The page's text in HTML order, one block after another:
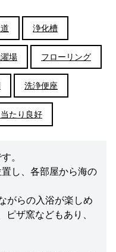
浄化槽
場 フローリング
洗浄便座
当たり良好
。
し、各部屋から海の
がらの入浴が楽しめ
ピザ窯などもあり、